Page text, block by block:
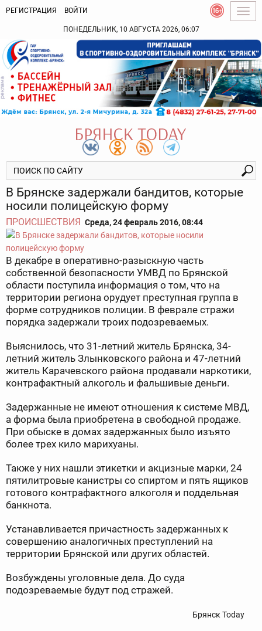
РЕГИСТРАЦИЯ ВОЙТИ
ПОНЕДЕЛЬНИК, 10 АВГУСТА 2026, 06:07
В Брянске задержали бандитов, которые
носили полицейскую форму
ПРОИСШЕСТВИЯ Среда, 24 февраль 2016, 08:44
В декабре в оперативно-разыскную часть
собственной безопасности УМВД по Брянской
области поступила информация о том, что на
территории региона орудует преступная группа в
форме сотрудников полиции. В феврале стражи
порядка задержали троих подозреваемых.
Выяснилось, что 31-летний житель Брянска, 34-
летний житель Злынковского района и 47-летний
житель Карачевского района продавали наркотики,
контрафактный алкоголь и фальшивые деньги.
Задержанные не имеют отношения к системе МВД,
а форма была приобретена в свободной продаже.
При обыске в домах задержанных было изъято
более трех кило марихуаны.
Также у них нашли этикетки и акцизные марки, 24
пятилитровые канистры со спиртом и пять ящиков
готового контрафактного алкоголя и поддельная
банкнота.
Устанавливается причастность задержанных к
совершению аналогичных преступлений на
территории Брянской или других областей.
Возбуждены уголовные дела. До суда
подозреваемые будут под стражей.
Брянск Today